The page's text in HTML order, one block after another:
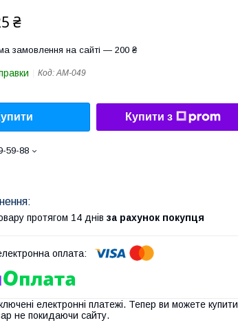
₴
замовлення на сайті — 200 ₴
Код:AM-049
Купити з
59-88
протягом 14 днів за рахунок покупця
електронні платежі. Тепер ви можете купити
не покидаючи сайту.